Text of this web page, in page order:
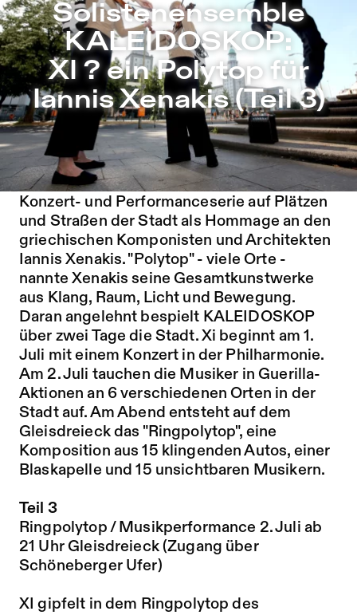
Zu Programm springen
Zu Aktuelles springen
Zu Seiten springen
Solistenensemble KALEIDOSKOP: XI ? ein Polytop für
Solistenensemble
KALEIDOSKOP:
XI ? ein Polytop für
Iannis Xenakis (Teil 3)
Das Solistenensemble KALEIDOSKOP
verlässt den Konzertsaal und spielt eine
Konzert- und Performanceserie auf Plätzen
und Straßen der Stadt als Hommage an den
griechischen Komponisten und Architekten
Iannis Xenakis. "Polytop" - viele Orte -
nannte Xenakis seine Gesamtkunstwerke
aus Klang, Raum, Licht und Bewegung.
Daran angelehnt bespielt KALEIDOSKOP
über zwei Tage die Stadt. Xi beginnt am 1.
Juli mit einem Konzert in der Philharmonie.
Am 2. Juli tauchen die Musiker in Guerilla-
Aktionen an 6 verschiedenen Orten in der
Stadt auf. Am Abend entsteht auf dem
Gleisdreieck das "Ringpolytop", eine
Komposition aus 15 klingenden Autos, einer
Blaskapelle und 15 unsichtbaren Musikern.
Teil 3
Ringpolytop / Musikperformance 2. Juli ab
21 Uhr Gleisdreieck (Zugang über
Schöneberger Ufer)
XI gipfelt in dem Ringpolytop des